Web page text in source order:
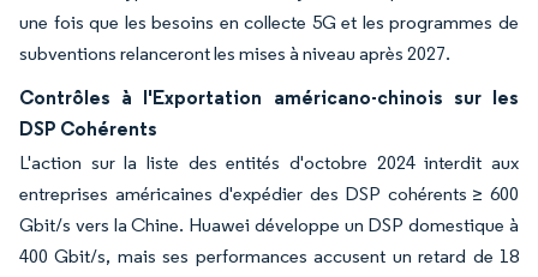
une fois que les besoins en collecte 5G et les programmes de
subventions relanceront les mises à niveau après 2027.
Contrôles à l'Exportation américano-chinois sur les
DSP Cohérents
L'action sur la liste des entités d'octobre 2024 interdit aux
entreprises américaines d'expédier des DSP cohérents ≥ 600
Gbit/s vers la Chine. Huawei développe un DSP domestique à
400 Gbit/s, mais ses performances accusent un retard de 18